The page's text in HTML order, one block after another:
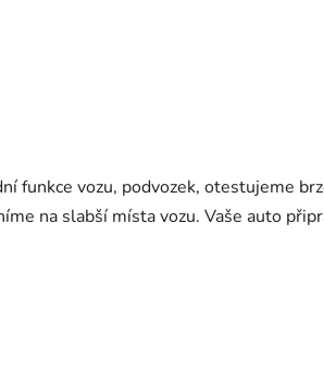
funkce vozu, podvozek, otestujeme
na slabší místa vozu. Vaše auto